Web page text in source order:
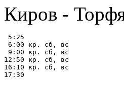
Киров -
5:25
6:00 кр. сб, вс
9:00 кр. сб, вс
12:50 кр. сб, вс
16:10 кр. сб, вс